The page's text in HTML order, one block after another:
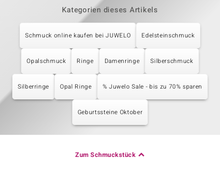
Kategorien dieses Artikels
Schmuck online kaufen bei JUWELO Edelsteinschmuck
Opalschmuck Ringe Damenringe Silberschmuck
Silberringe Opal Ringe % Juwelo Sale - bis zu 70% sparen
Geburtssteine Oktober
Zum Schmuckstück